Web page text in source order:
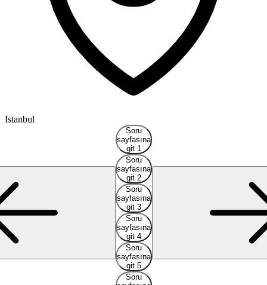
Istanbul
Soru
sayfasına
git 1
Soru
sayfasına
git 2
Soru
sayfasına
git 3
Soru
sayfasına
git 4
Soru
sayfasına
git 5
Soru